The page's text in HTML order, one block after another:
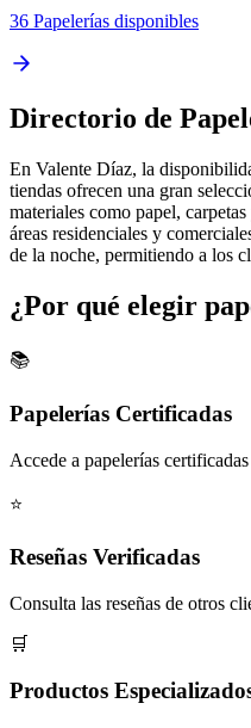
36 Papelerías disponibles
Directorio de
En Valente Díaz, la
tiendas ofrecen una gran
materiales como papel,
áreas residenciales y
de la noche, permitiendo a los
¿Por qué elegir
📚
Papelerías Certificadas
Accede a papelerías
⭐
Reseñas Verificadas
Consulta las reseñas de otros
🛒
Productos